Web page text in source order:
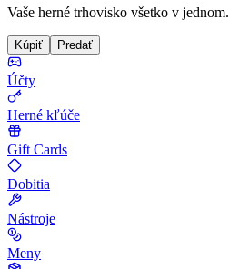
Vaše herné trhovisko všetko v jednom.
Kúpiť Predať
Účty
Herné kľúče
Gift Cards
Dobitia
Nástroje
Meny